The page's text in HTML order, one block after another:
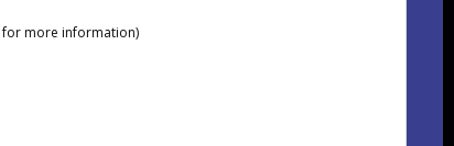
for more information)